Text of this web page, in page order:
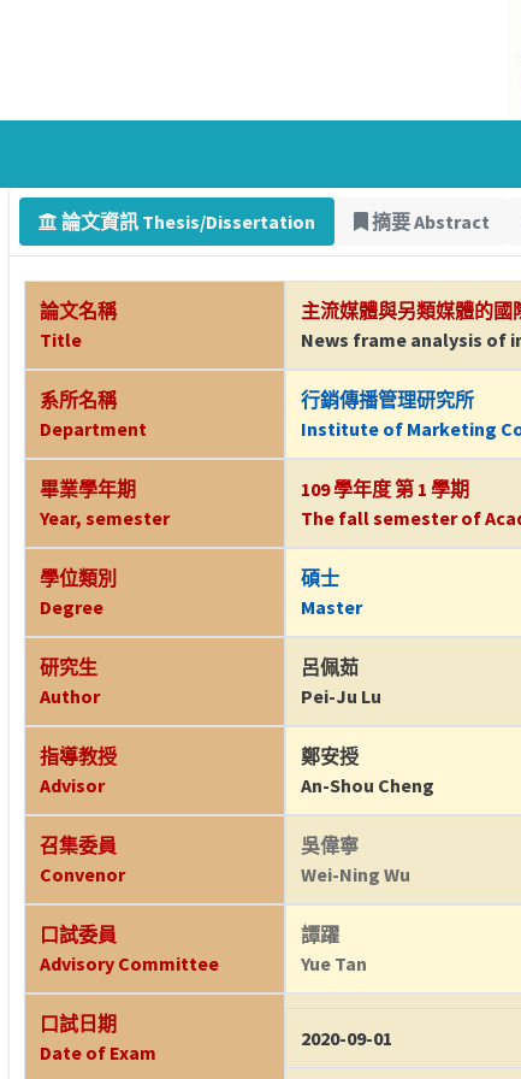
論文資訊 Thesis/Dissertation 摘要 Abstract
論文名稱
Title
主流媒體與另類媒體的國
News frame analysis of
系所名稱
Department
行銷傳播管理研究所
Institute of Marketing
畢業學年期
Year, semester
109 學年度 第 1 學期
The fall semester of
學位類別
Degree
碩士
Master
研究生
Author
呂佩茹
Pei-Ju Lu
指導教授
Advisor
鄭安授
An-Shou Cheng
召集委員
Convenor
吳偉寧
Wei-Ning Wu
口試委員
Advisory Committee
譚躍
Yue Tan
口試日期
Date of Exam
2020-09-01